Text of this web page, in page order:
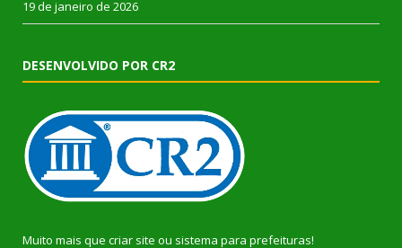
19 de janeiro de 2026
DESENVOLVIDO POR CR2
Muito mais que criar site ou sistema para prefeituras!